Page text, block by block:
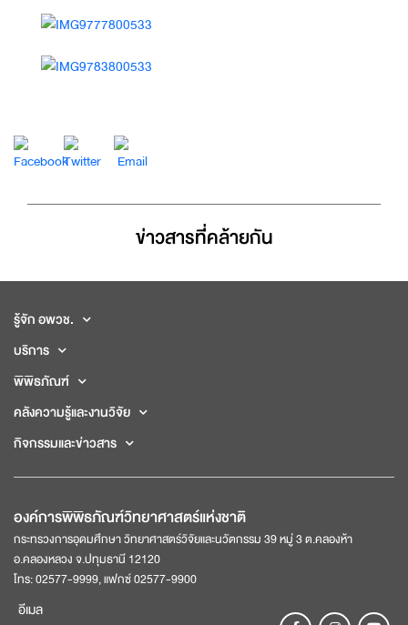
ข่าวสารที่่คล้ายกัน
รู้จัก อพวช.
บริการ
พิพิธภัณฑ์
คลังความรู้และงานวิจัย
กิจกรรมและข่าวสาร
องค์การพิพิธภัณฑ์วิทยาศาสตร์แห่งชาติ
กระทรวงการอุดมศึกษา วิทยาศาสตร์วิจัยและนวัตกรรม 39 หมู่ 3 ต.คลองห้า
อ.คลองหลวง จ.ปทุมธานี 12120
โทร: 02577-9999, แฟกซ์ 02577-9900
อีเมล